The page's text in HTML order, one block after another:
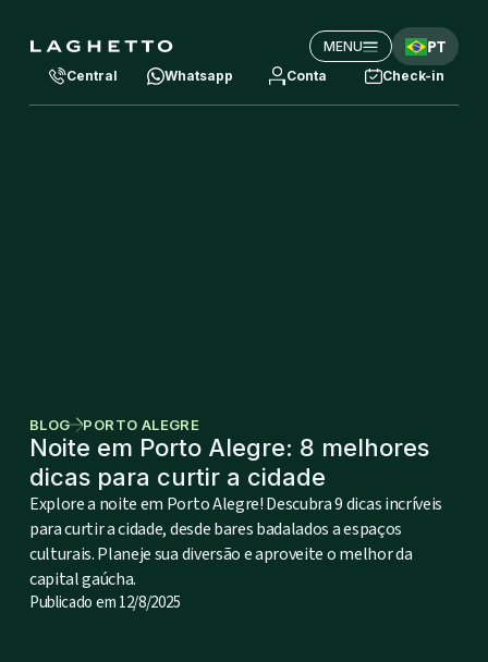
MENU PT
Central Whatsapp Conta Check-in
BLOG PORTO ALEGRE
Noite em Porto Alegre: 8 melhores
dicas para curtir a cidade
Explore a noite em Porto Alegre! Descubra 9 dicas incríveis
para curtir a cidade, desde bares badalados a espaços
culturais. Planeje sua diversão e aproveite o melhor da
capital gaúcha.
Publicado em12/8/2025